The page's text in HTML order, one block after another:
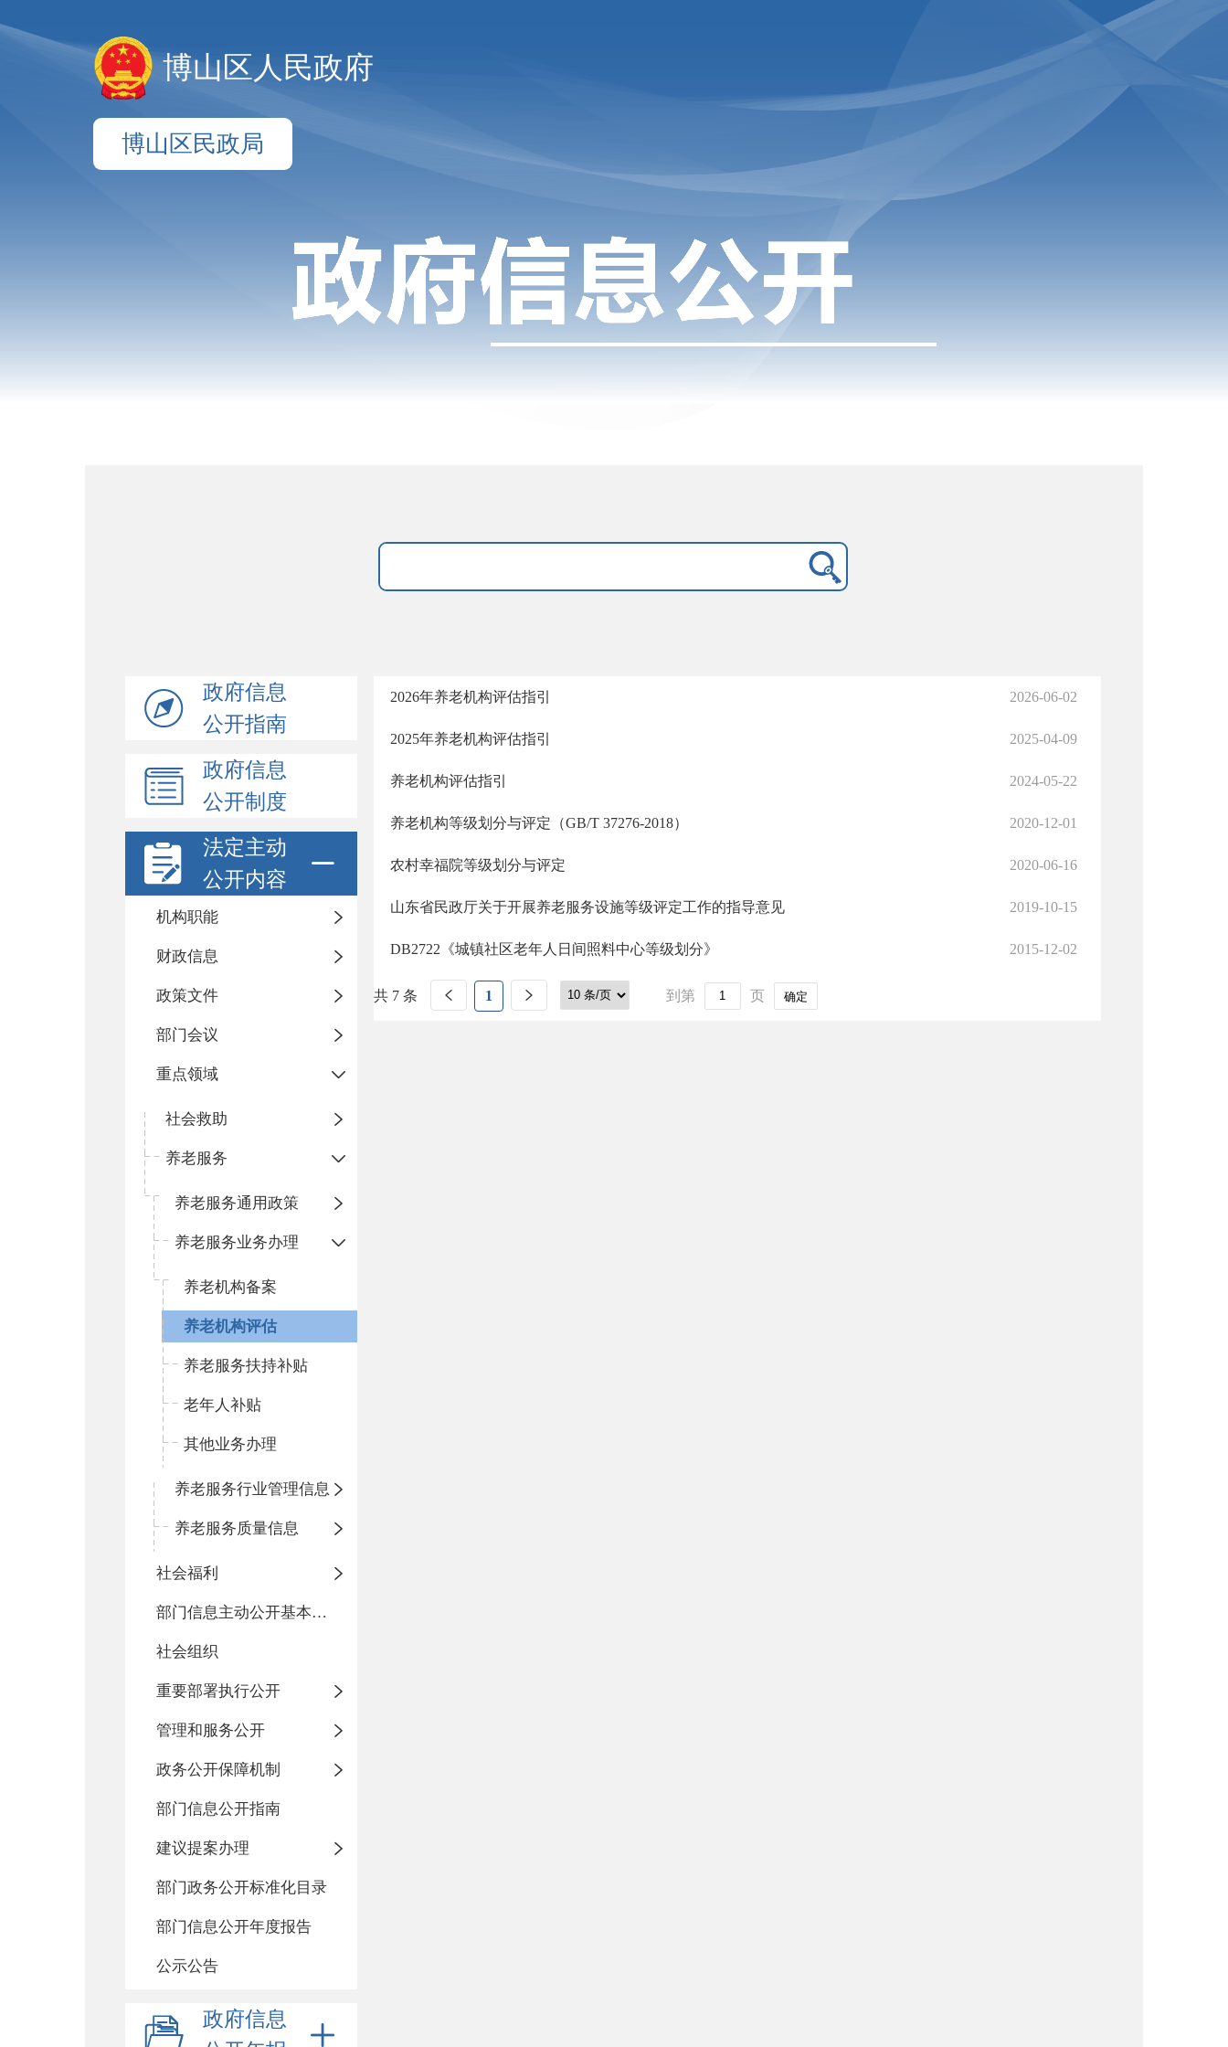
博山区人民政府
博山区民政局
政府信息
公开指南
政府信息
公开制度
法定主动
公开内容
机构职能
财政信息
政策文件
部门会议
重点领域
社会救助
养老服务
养老服务通用政策
养老服务业务办理
养老机构备案
养老机构评估
养老服务扶持补贴
老年人补贴
其他业务办理
养老服务行业管理信息
养老服务质量信息
社会福利
部门信息主动公开基本目录
社会组织
重要部署执行公开
管理和服务公开
政务公开保障机制
部门信息公开指南
建议提案办理
部门政务公开标准化目录
部门信息公开年度报告
公示公告
政府信息
2026年养老机构评估指引 2026-06-02
2025年养老机构评估指引 2025-04-09
养老机构评估指引 2024-05-22
养老机构等级划分与评定（GB/T 37276-2018） 2020-12-01
农村幸福院等级划分与评定 2020-06-16
山东省民政厅关于开展养老服务设施等级评定工作的指导意见 2019-10-15
DB2722《城镇社区老年人日间照料中心等级划分》 2015-12-02
共 7 条 1 到第 页 确定